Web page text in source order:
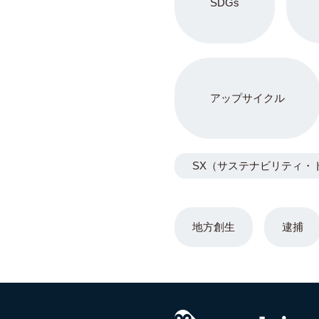
SDGs
アップサイクル
地方創生 逮捕
SX（サステナビリティ・